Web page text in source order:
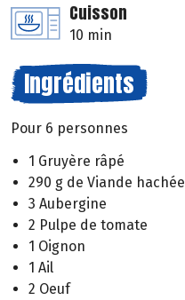
Cuisson
10 min
Ingrédients
Pour 6 personnes
1 Gruyère râpé
290 g de Viande hachée
3 Aubergine
2 Pulpe de tomate
1 Oignon
1 Ail
2 Oeuf